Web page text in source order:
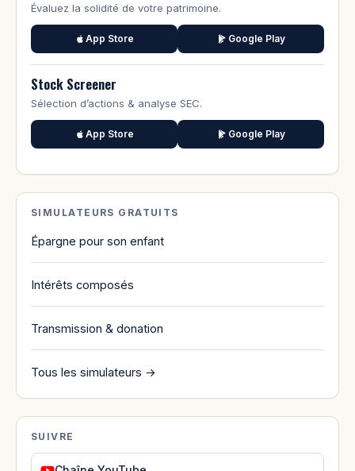
Évaluez la solidité de votre patrimoine.
App Store Google Play
Stock Screener
Sélection d’actions & analyse SEC.
App Store Google Play
SIMULATEURS GRATUITS
Épargne pour son enfant
Intérêts composés
Transmission & donation
Tous les simulateurs →
SUIVRE